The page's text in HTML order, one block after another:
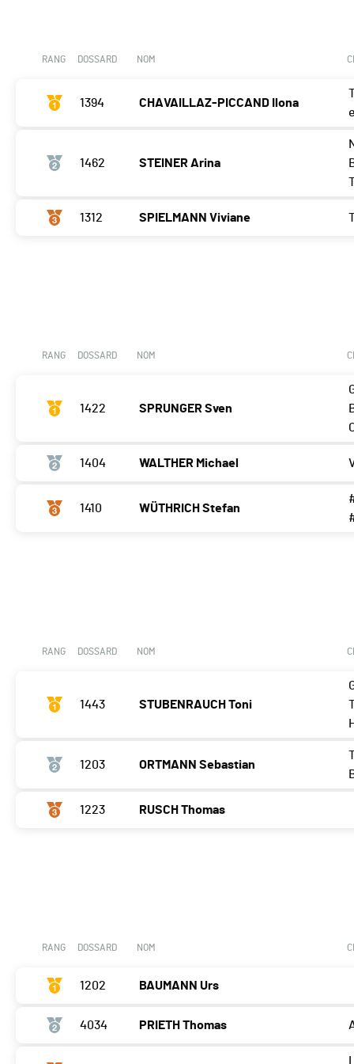
RANG DOSSARD NOM
1394 CHAVAILLAZ-PICCAND Ilona
1462 STEINER Arina
1312 SPIELMANN Viviane
RANG DOSSARD NOM
1422 SPRUNGER Sven
1404 WALTHER Michael
1410 WÜTHRICH Stefan
RANG DOSSARD NOM
1443 STUBENRAUCH Toni
1203 ORTMANN Sebastian
1223 RUSCH Thomas
RANG DOSSARD NOM
1202 BAUMANN Urs
4034 PRIETH Thomas